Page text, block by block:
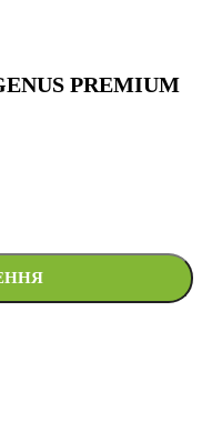
PREMIUM